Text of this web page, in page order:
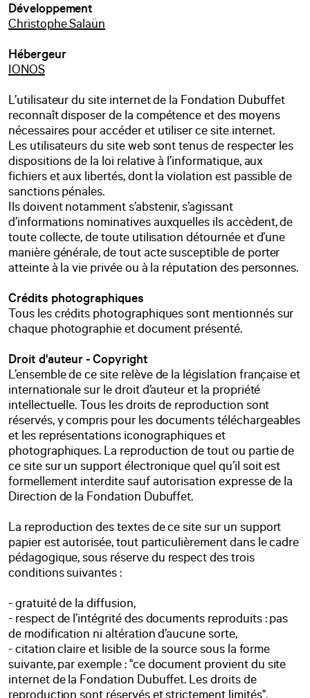
Développement
Christophe Salaün
Hébergeur
IONOS
L’utilisateur du site internet de la Fondation Dubuffet
reconnaît disposer de la compétence et des moyens
nécessaires pour accéder et utiliser ce site internet.
Les utilisateurs du site web sont tenus de respecter les
dispositions de la loi relative à l’informatique, aux
fichiers et aux libertés, dont la violation est passible de
sanctions pénales.
Ils doivent notamment s’abstenir, s’agissant
d’informations nominatives auxquelles ils accèdent, de
toute collecte, de toute utilisation détournée et d’une
manière générale, de tout acte susceptible de porter
atteinte à la vie privée ou à la réputation des personnes.
Crédits photographiques
Tous les crédits photographiques sont mentionnés sur
chaque photographie et document présenté.
Droit d'auteur - Copyright
L’ensemble de ce site relève de la législation française et
internationale sur le droit d’auteur et la propriété
intellectuelle. Tous les droits de reproduction sont
réservés, y compris pour les documents téléchargeables
et les représentations iconographiques et
photographiques. La reproduction de tout ou partie de
ce site sur un support électronique quel qu’il soit est
formellement interdite sauf autorisation expresse de la
Direction de la Fondation Dubuffet.
La reproduction des textes de ce site sur un support
papier est autorisée, tout particulièrement dans le cadre
pédagogique, sous réserve du respect des trois
conditions suivantes :
- gratuité de la diffusion,
- respect de l’intégrité des documents reproduits : pas
de modification ni altération d’aucune sorte,
- citation claire et lisible de la source sous la forme
suivante, par exemple : "ce document provient du site
internet de la Fondation Dubuffet. Les droits de